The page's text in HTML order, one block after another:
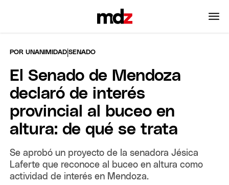
POR UNANIMIDAD |SENADO
El Senado de Mendoza
declaró de interés
provincial al buceo en
altura: de qué se trata
Se aprobó un proyecto de la senadora Jésica
Laferte que reconoce al buceo en altura como
actividad de interés en Mendoza.